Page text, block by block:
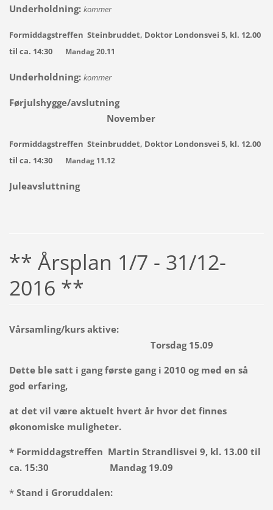
Underholdning: kommer
Formiddagstreffen Steinbruddet, Doktor Londonsvei 5, kl. 12.00
til ca. 14:30
Mandag 20.11
Underholdning: kommer
Førjulshygge/avslutning
November
Formiddagstreffen Steinbruddet, Doktor Londonsvei 5, kl. 12.00
til ca. 14:30 Mandag 11.12
Juleavsluttning
** Årsplan 1/7 - 31/12-
2016 **
Vårsamling/kurs aktive:
Torsdag 15.09
Dette ble satt i gang første gang i 2010 og med en så
god erfaring,
at det vil være aktuelt hvert år hvor det finnes
økonomiske muligheter.
* Formiddagstreffen Martin Strandlisvei 9, kl. 13.00 til
ca. 15:30 Mandag 19.09
* Stand i Groruddalen: